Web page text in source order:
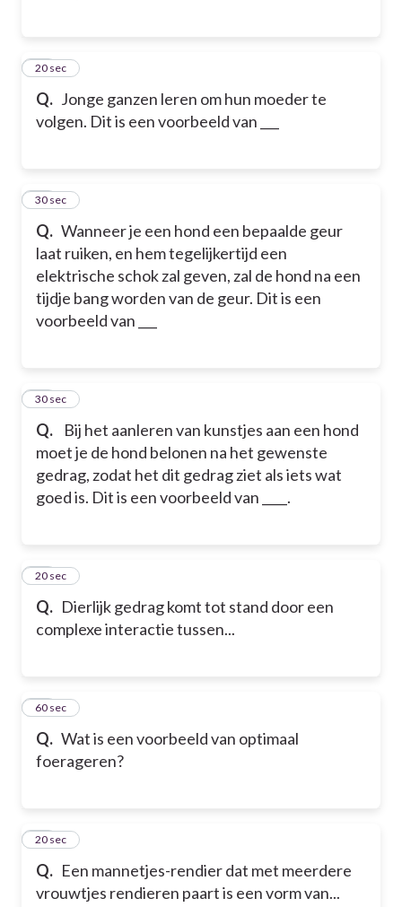
Q. Jonge ganzen leren om hun moeder te
volgen. Dit is een voorbeeld van ___
14
20 sec
Q. Wanneer je een hond een bepaalde geur
laat ruiken, en hem tegelijkertijd een
elektrische schok zal geven, zal de hond na een
tijdje bang worden van de geur. Dit is een
voorbeeld van ___
15
30 sec
Q.
Bij het aanleren van kunstjes aan een hond
moet je de hond belonen na het gewenste
gedrag, zodat het dit gedrag ziet als iets wat
goed is. Dit is een voorbeeld van ____.
16
30 sec
Q. Dierlijk gedrag komt tot stand door een
complexe interactie tussen...
17
20 sec
Q. Wat is een voorbeeld van optimaal
foerageren?
18
60 sec
Q. Een mannetjes-rendier dat met meerdere
vrouwtjes rendieren paart is een vorm van...
19
20 sec